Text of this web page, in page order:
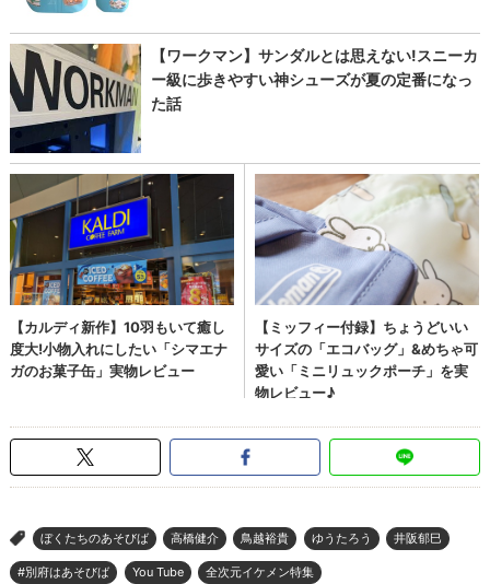
> ぼくたちのあそびば 高橋健介 鳥越裕貴 ゆうたろう 井阪郁巳
#別府はあそびば You Tube 全次元イケメン特集